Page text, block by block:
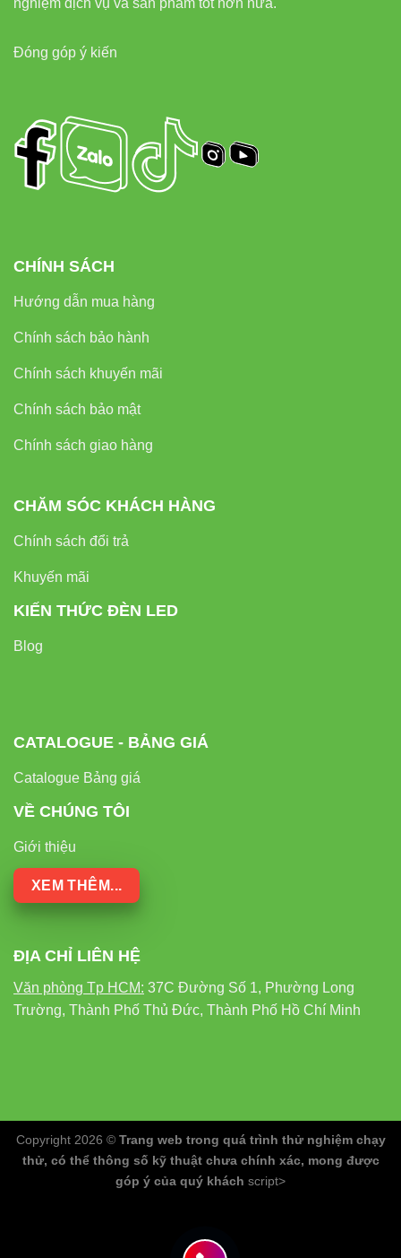
Đóng góp ý kiến
CHÍNH SÁCH
Hướng dẫn mua hàng
Chính sách bảo hành
Chính sách khuyến mãi
Chính sách bảo mật
Chính sách giao hàng
CHĂM SÓC KHÁCH HÀNG
Chính sách đổi trả
Khuyến mãi
KIẾN THỨC ĐÈN LED
Blog
CATALOGUE - BẢNG GIÁ
Catalogue Bảng giá
VỀ CHÚNG TÔI
Giới thiệu
XEM THÊM...
ĐỊA CHỈ LIÊN HỆ
Văn phòng Tp HCM: 37C Đường Số 1, Phường Long
Trường, Thành Phố Thủ Đức, Thành Phố Hồ Chí Minh
Copyright 2026 © Trang web trong quá trình thử nghiệm chạy
thử, có thể thông số kỹ thuật chưa chính xác, mong được
góp ý của quý khách script>